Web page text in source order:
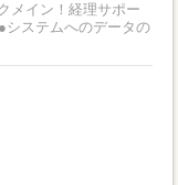
メイン！経理サポー
システムへのデータの